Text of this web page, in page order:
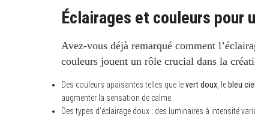
Éclairages et couleurs pour
Avez-vous déjà remarqué comment
couleurs jouent un rôle crucial dans la
Des couleurs apaisantes telles que levert doux , le bleu ciel
augmenter la sensation de calme.
Des types d’éclairage doux : des luminaires à intensité